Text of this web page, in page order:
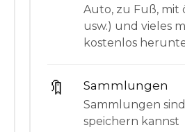
Auto, zu Fuß,
usw.) und vieles
kostenlos
🔖 Sammlungen
Sammlungen
speichern kannst